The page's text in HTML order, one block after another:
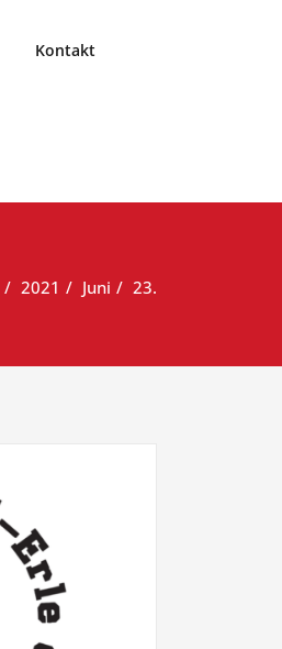
Kontakt
2021 Juni 23.